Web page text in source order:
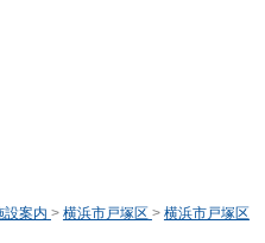
設案内 > 横浜市戸塚区 > 横浜市戸塚区